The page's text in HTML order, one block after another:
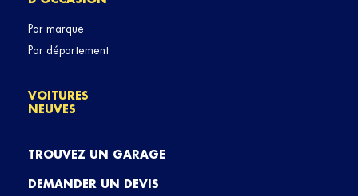
Par marque
Par département
VOITURES
NEUVES
TROUVEZ UN GARAGE
DEMANDER UN DEVIS